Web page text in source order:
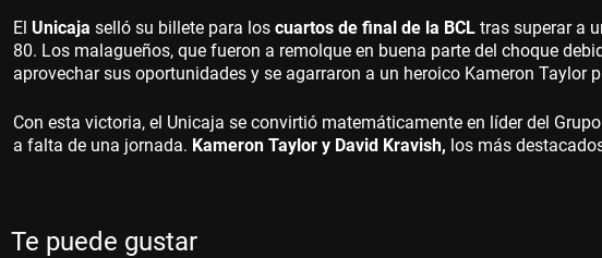
El Unicaja selló su billete para los cuartos de final de la BCL tras superar a
80. Los malagueños, que fueron a remolque en buena parte del choque
aprovechar sus oportunidades y se agarraron a un heroico Kameron Taylor
Con esta victoria, el Unicaja se convirtió matemáticamente en líder del
a falta de una jornada. Kameron Taylor y David Kravish, los más
Te puede gustar